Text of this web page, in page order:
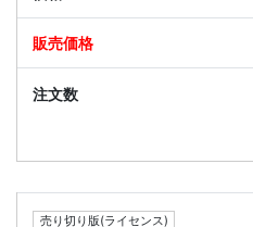
売り切り版(ライセンス)